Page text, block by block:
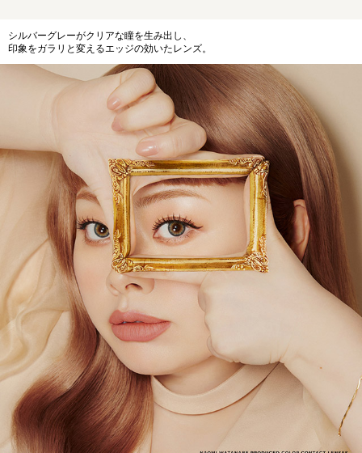
シルバーグレーがクリアな瞳を生み出し、
印象をガラリと変えるエッジの効いたレンズ。